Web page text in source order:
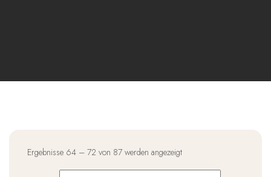
widerrufen
Ergebnisse 64 – 72 von 87 werden angezeigt